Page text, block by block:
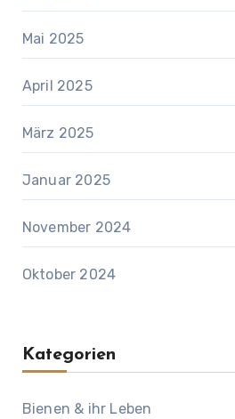
Mai 2025
April 2025
März 2025
Januar 2025
November 2024
Oktober 2024
Kategorien
Bienen & ihr Leben